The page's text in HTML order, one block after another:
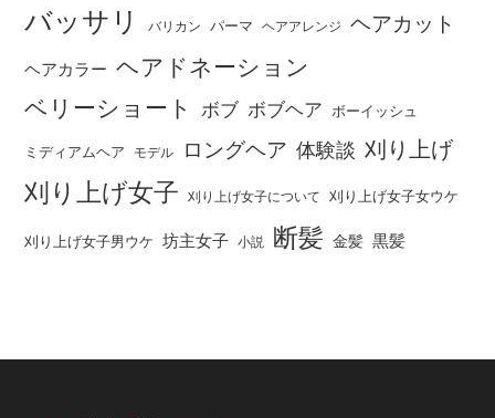
バッサリ バリカン パーマ ヘアアレンジ ヘアカット
ヘアカラー ヘアドネーション
ベリーショート
ボブ ボブヘア ボーイッシュ
ミディアムヘア モデル ロングヘア 体験談 刈り上げ
刈り上げ女子 刈り上げ女子について 刈り上げ女子女ウケ
刈り上げ女子男ウケ 坊主女子 小説 断髪 金髪 黒髪